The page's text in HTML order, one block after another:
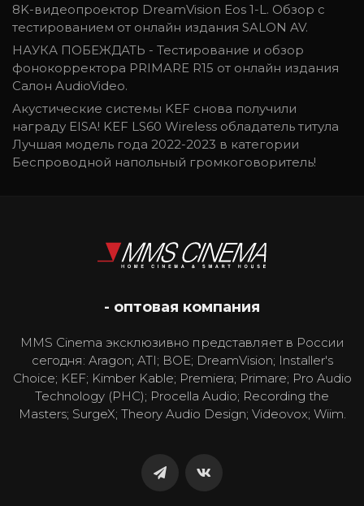
8K-видеопроектор DreamVision Eos 1-L. Обзор с
тестированием от онлайн издания SALON AV.
НАУКА ПОБЕЖДАТЬ - Тестирование и обзор
фонокорректора PRIMARE R15 от онлайн издания
Салон AudioVideo.
Акустические системы KEF снова получили
награду EISA! KEF LS60 Wireless обладатель титула
Лучшая модель года 2022-2023 в категории
Беспроводной напольный громкоговоритель!
- оптовая компания
MMS Cinema эксклюзивно представляет в России
сегодня: Aragon; ATI; BOE; DreamVision; Installer's
Choice; KEF; Kimber Kable; Premiera; Primare; Pro Audio
Technology (PHC); Procella Audio; Recording the
Masters; SurgeX; Theory Audio Design; Videovox; Wiim.